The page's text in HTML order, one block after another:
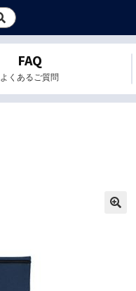
FAQ
よくあるご質問